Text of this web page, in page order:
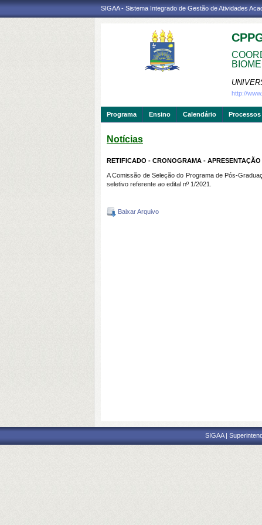
SIGAA - Sistema Integrado de Gestão de Atividades
http://
Programa Ensino Calendário
Notícias
RETIFICADO - CRONOGRAMA -
A Comissão de Seleção do Programa de Pós-
seletivo referente ao edital nº 1/2021.
Baixar Arquivo
SIGAA |